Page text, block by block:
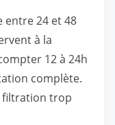
entre 24 et 48
à la
12 à 24h
complète.
filtration trop